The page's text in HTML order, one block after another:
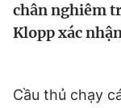
Sản phẩm khác
chân nghiêm
Klopp xác
Cầu thủ chạy